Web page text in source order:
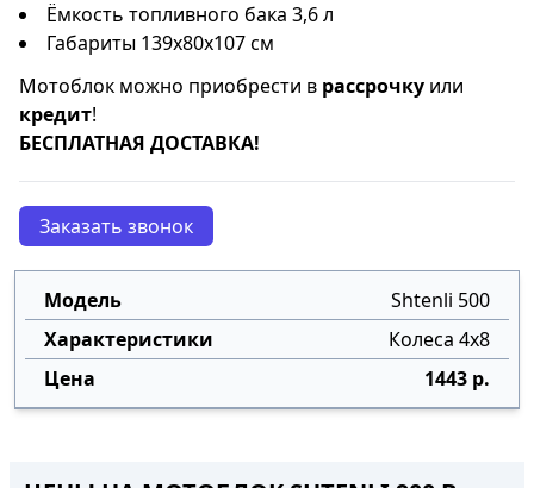
Ёмкость топливного бака 3,6 л
Габариты 139x80x107 см
Мотоблок можно приобрести в рассрочку или
кредит!
БЕСПЛАТНАЯ ДОСТАВКА!
Заказать звонок
Shtenli 500
Колеса 4х8
1443 р.